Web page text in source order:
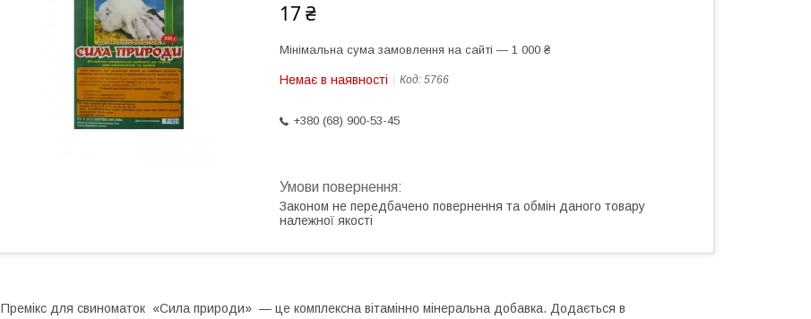
17 ₴
Мінімальна сума замовлення на сайті — 1 000 ₴
Немає в наявності Код: 5766
+380 (68) 900-53-45
Законом не передбачено повернення та обмін даного товару
належної якості
Премікс для свиноматок «Сила природи» — це комплексна вітамінно мінеральна добавка. Додається в